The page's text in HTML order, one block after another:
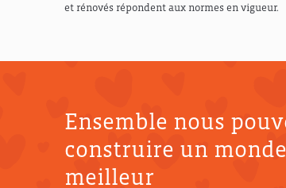
et rénovés répondent aux normes en vigueur.
Ensemble nous
construire un monde
meilleur